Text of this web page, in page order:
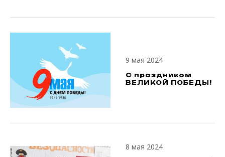
9 мая 2024
С праздником
ВЕЛИКОЙ ПОБЕДЫ!
8 мая 2024